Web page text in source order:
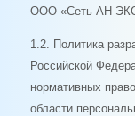
ООО «Сеть АН
1.2. Политика
Российской
нормативных
области